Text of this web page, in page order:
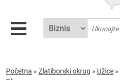
Početna » Zlatiborski okrug » Užice »